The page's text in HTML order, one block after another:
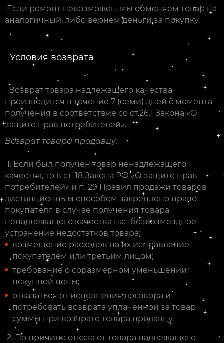
Если ремонт невозможен, мы обменяем товар на
аналогичный, либо вернем деньги за покупку.
Условия возврата
Возврат товара надлежащего качества
производится в течение 7 (семи) дней с момента
получения в соответствие со ст.26.1 Закона «О
защите прав потребителей».
Возврат товара продавцу:
1. Если был получен товар ненадлежащего
качества, то в ст. 18 Закона РФ «О защите прав
потребителей» и п. 29 Правил продажи товаров
дистанционным способом закреплено право
покупателя в случае получения товара
ненадлежащего качества на: -безвозмездное
устранение недостатков товара;
возмещение расходов на их исправление
покупателем или третьим лицом;
требование о соразмерном уменьшении
покупной цены;
отказаться от исполнения договора и
потребовать возврата уплаченной за товар
суммы при возврате товара продавцу.
2. По причине отказа от товара надлежащего